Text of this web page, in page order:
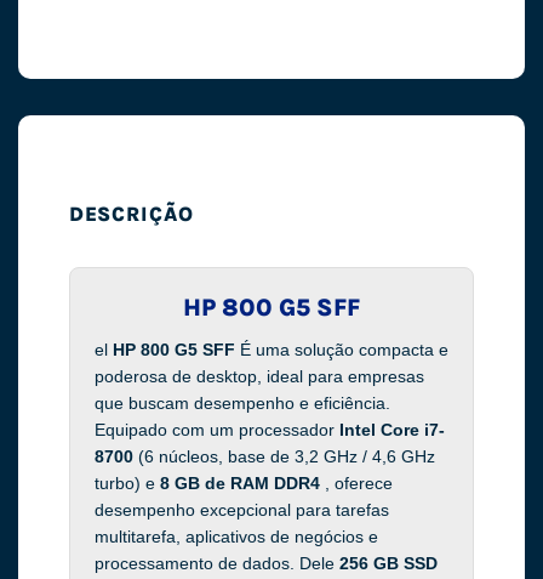
DESCRIÇÃO
HP 800 G5 SFF
el HP 800 G5 SFF É uma solução compacta e
poderosa de desktop, ideal para empresas
que buscam desempenho e eficiência.
Equipado com um processador Intel Core i7-
8700 (6 núcleos, base de 3,2 GHz / 4,6 GHz
turbo) e 8 GB de RAM DDR4 , oferece
desempenho excepcional para tarefas
multitarefa, aplicativos de negócios e
processamento de dados. Dele 256 GB SSD